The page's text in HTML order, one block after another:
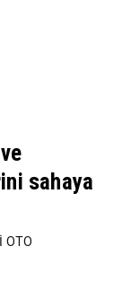
sahaya
OTO